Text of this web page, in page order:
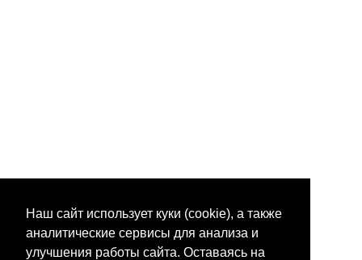
Наш сайт использует куки (cookie), а также
аналитические сервисы для анализа и
улучшения работы сайта. Оставаясь на